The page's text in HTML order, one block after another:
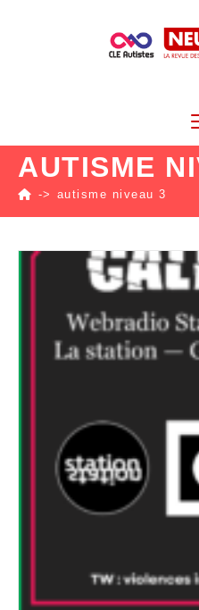
AUTISME
-> autisme niveau 3